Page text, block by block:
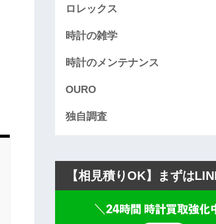
ロレックス
時計の雑学
時計のメンテナンス
OURO
独自調査
【相見積りOK】まずは